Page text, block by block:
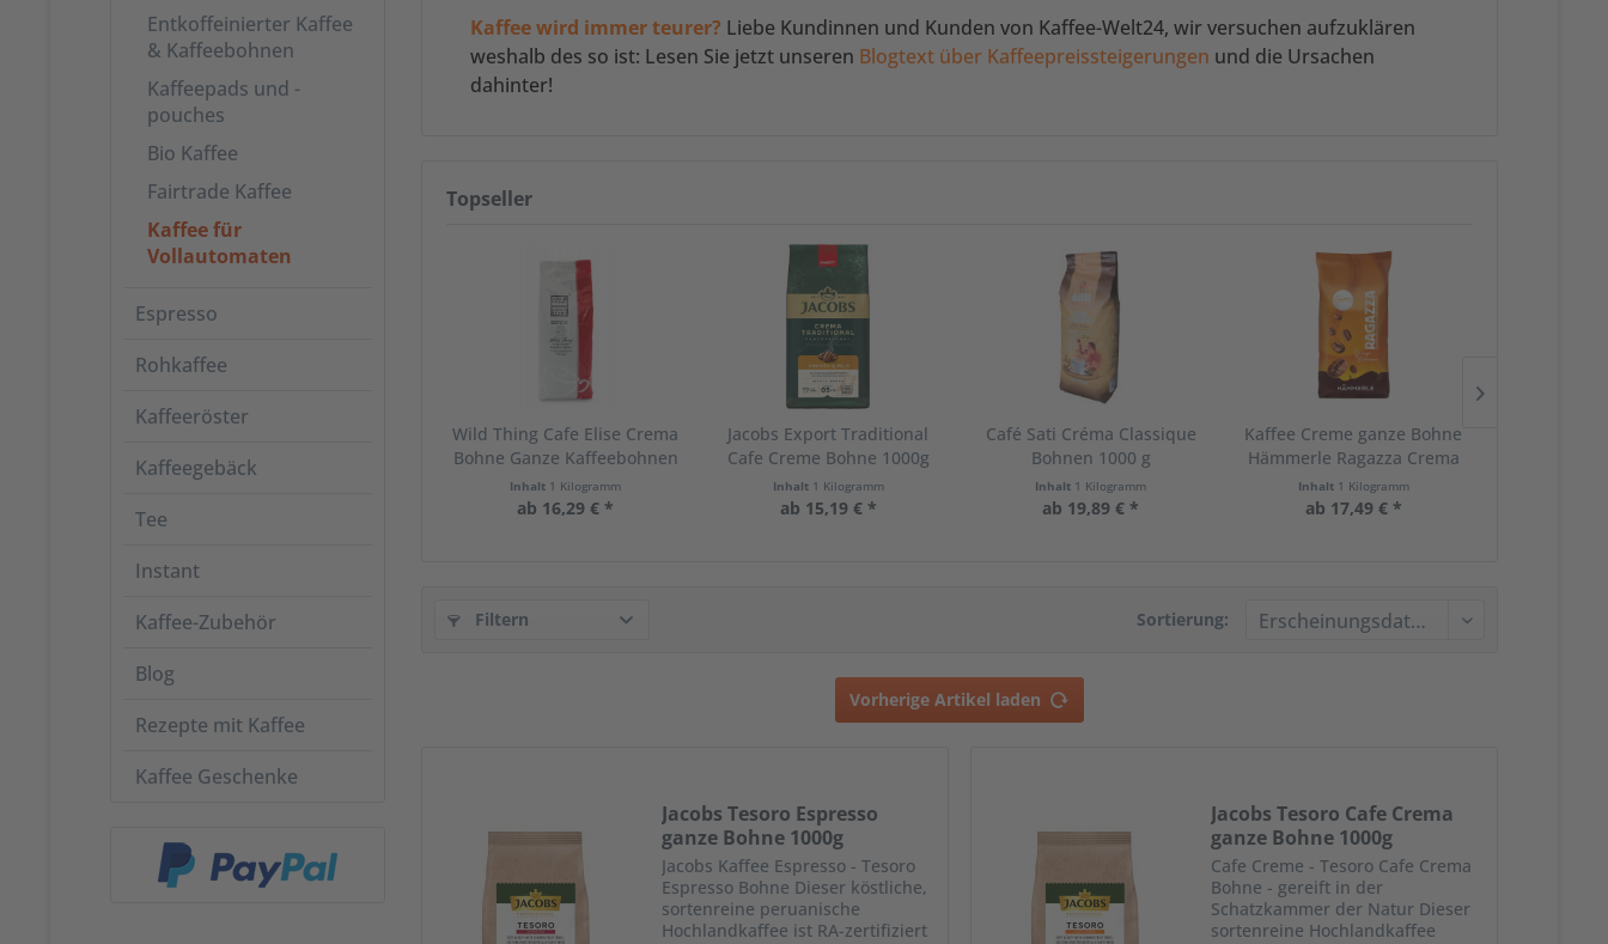
Entkoffeinierter Kaffee
& Kaffeebohnen
Kaffeepads und -
pouches
Bio Kaffee
Fairtrade Kaffee
Kaffee für
Vollautomaten
Espresso
Rohkaffee
Kaffeeröster
Kaffeegebäck
Tee
Instant
Kaffee-Zubehör
Blog
Rezepte mit Kaffee
Kaffee Geschenke
Kaffee wird immer teurer? Liebe Kundinnen und Kunden von Kaffee-Welt24, wir versuchen aufzuklären
weshalb des so ist: Lesen Sie jetzt unseren Blogtext über Kaffeepreissteigerungen und die Ursachen
dahinter!
Topseller
Wild Thing Cafe Elise Crema
Bohne Ganze Kaffeebohnen
1000g
Inhalt 1 Kilogramm
ab 16,29 € *
Jacobs Export Traditional
Cafe Creme Bohne 1000g
Inhalt 1 Kilogramm
ab 15,19 € *
Café Sati Créma Classique
Bohnen 1000 g
Inhalt 1 Kilogramm
ab 19,89 € *
Kaffee Creme ganze Bohne
Hämmerle Ragazza Crema
1000g
Inhalt 1 Kilogramm
ab 17,49 € *
Filtern Sortierung:
Vorherige Artikel laden
Jacobs Tesoro Espresso
ganze Bohne 1000g
Jacobs Kaffee Espresso - Tesoro
Espresso Bohne Dieser köstliche,
sortenreine peruanische
Hochlandkaffee ist RA-zertifiziert
Jacobs Tesoro Cafe Crema
ganze Bohne 1000g
Cafe Creme - Tesoro Cafe Crema
Bohne - gereift in der
Schatzkammer der Natur Dieser
sortenreine Hochlandkaffee